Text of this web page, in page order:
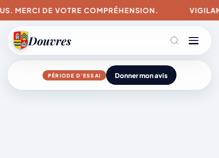
DE VOTRE COMPRÉHENSION.
Douvres
Agenda
PÉRIODE D’ESSAI Donner mon avis